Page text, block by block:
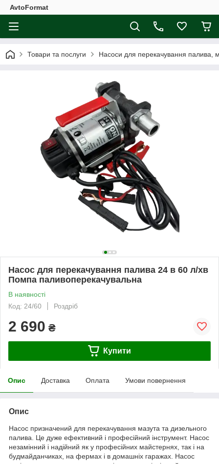
AvtoFormat
Товари та послуги Насоси для перекачування палива,
Насос для перекачування палива 24 в 60 л/хв
Помпа паливоперекачувальна
В наявності
Код: 24/60
Роздріб
2 690 ₴
Купити
Опис Доставка Оплата Умови повернення
Опис
Насос призначений для перекачування мазута та дизельного
палива. Це дуже ефективний і професійний інструмент. Насос
незамінний і надійний як у професійних майстернях, так і на
будмайданчиках, на фермах і в домашніх гаражах. Насос